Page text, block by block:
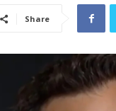
Share